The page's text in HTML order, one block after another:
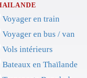
Voyager en train
Voyager en bus / van
Vols intérieurs
Bateaux en Thaïlande